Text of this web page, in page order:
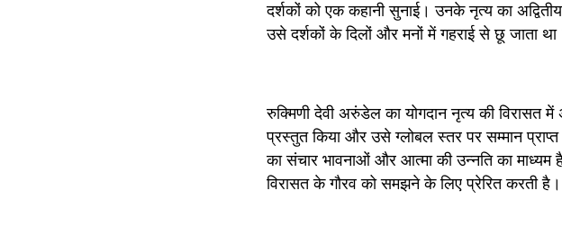
दर्शकों को एक कहानी सुनाई। उनके नृत्य का
उसे दर्शकों के दिलों और मनों में गहराई से छू जाता
रुक्मिणी देवी अरुंडेल का योगदान नृत्य की विरासत में
प्रस्तुत किया और उसे ग्लोबल स्तर पर सम्मान प्राप्त
का संचार भावनाओं और आत्मा की उन्नति का
विरासत के गौरव को समझने के लिए प्रेरित करती है।